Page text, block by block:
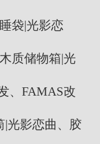
袋|光影恋
质储物箱|光
、FAMAS改
|光影恋曲、胶